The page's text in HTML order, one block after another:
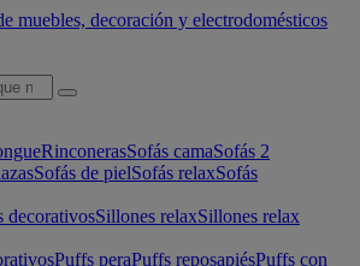
RinconerasSofás camaSofás 2
Sofás de pielSofás relaxSofás
decorativosSillones relaxSillones relax
Puffs peraPuffs reposapiésPuffs con